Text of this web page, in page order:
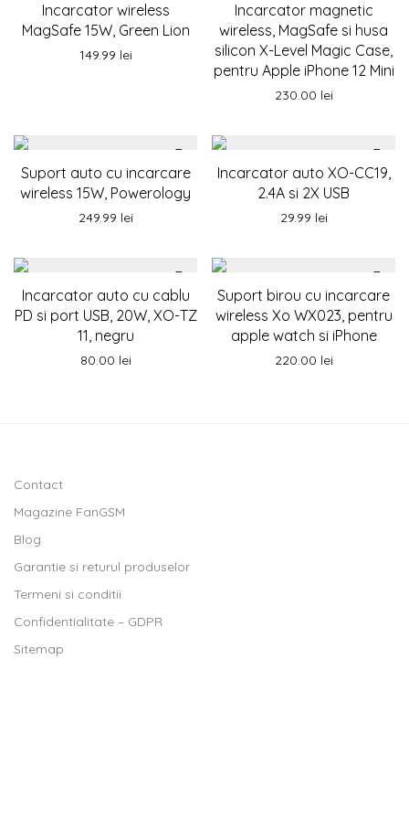
Incarcator wireless
MagSafe 15W, Green Lion
149.99 lei
Incarcator magnetic
wireless, MagSafe si husa
silicon X-Level Magic Case,
pentru Apple iPhone 12 Mini
230.00 lei
Suport auto cu incarcare
wireless 15W, Powerology
249.99 lei
Incarcator auto XO-CC19,
2.4A si 2X USB
29.99 lei
Incarcator auto cu cablu
PD si port USB, 20W, XO-TZ
11, negru
80.00 lei
Suport birou cu incarcare
wireless Xo WX023, pentru
apple watch si iPhone
220.00 lei
Contact
Magazine FanGSM
Blog
Garantie si returul produselor
Termeni si conditii
Confidentialitate – GDPR
Sitemap